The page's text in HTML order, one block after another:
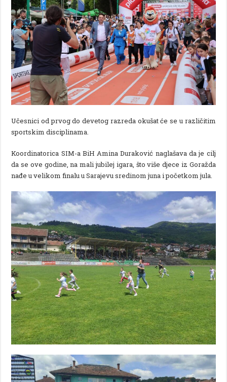
Učesnici od prvog do devetog razreda okušat će se u različitim
sportskim disciplinama.
Koordinatorica SIM-a BiH Amina Duraković naglašava da je cilj
da se ove godine, na mali jubilej igara, što više djece iz Goražda
nađe u velikom finalu u Sarajevu sredinom juna i početkom jula.